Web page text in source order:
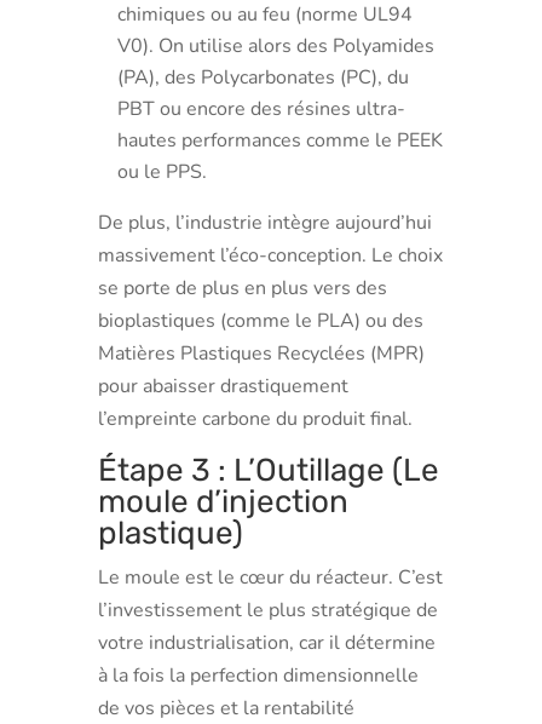
chimiques ou au feu (norme UL94
V0). On utilise alors des Polyamides
(PA), des Polycarbonates (PC), du
PBT ou encore des résines ultra-
hautes performances comme le PEEK
ou le PPS.
De plus, l’industrie intègre aujourd’hui
massivement l’éco-conception. Le choix
se porte de plus en plus vers des
bioplastiques (comme le PLA) ou des
Matières Plastiques Recyclées (MPR)
pour abaisser drastiquement
l’empreinte carbone du produit final.
Étape 3 : L’Outillage (Le
moule d’injection
plastique)
Le moule est le cœur du réacteur. C’est
l’investissement le plus stratégique de
votre industrialisation, car il détermine
à la fois la perfection dimensionnelle
de vos pièces et la rentabilité